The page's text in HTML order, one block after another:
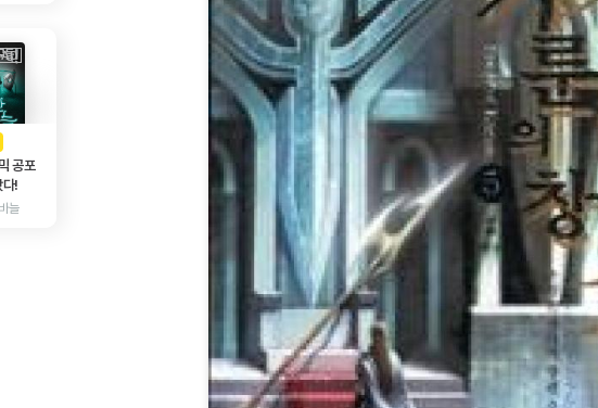
AD
공포
다!
늘